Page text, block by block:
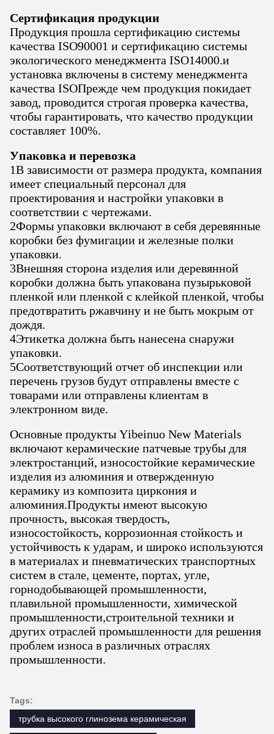
Сертификация продукции
Продукция прошла сертификацию системы
качества ISO90001 и сертификацию системы
экологического менеджмента ISO14000.и
установка включены в систему менеджмента
качества ISOПрежде чем продукция покидает
завод, проводится строгая проверка качества,
чтобы гарантировать, что качество продукции
составляет 100%.
Упаковка и перевозка
1В зависимости от размера продукта, компания
имеет специальный персонал для
проектирования и настройки упаковки в
соответствии с чертежами.
2Формы упаковки включают в себя деревянные
коробки без фумигации и железные полки
упаковки.
3Внешняя сторона изделия или деревянной
коробки должна быть упакована пузырьковой
пленкой или пленкой с клейкой пленкой, чтобы
предотвратить ржавчину и не быть мокрым от
дождя.
4Этикетка должна быть нанесена снаружи
упаковки.
5Соответствующий отчет об инспекции или
перечень грузов будут отправлены вместе с
товарами или отправлены клиентам в
электронном виде.
Основные продукты Yibeinuo New Materials
включают керамические патчевые трубы для
электростанций, износостойкие керамические
изделия из алюминия и отвержденную
керамику из композита циркония и
алюминия.Продукты имеют высокую
прочность, высокая твердость,
износостойкость, коррозионная стойкость и
устойчивость к ударам, и широко используются
в материалах и пневматических транспортных
систем в стале, цементе, портах, угле,
горнодобывающей промышленности,
плавильной промышленности, химической
промышленности,строительной техники и
других отраслей промышленности для решения
проблем износа в различных отраслях
промышленности.
Tags:
трубка высокого глинозема керамическая